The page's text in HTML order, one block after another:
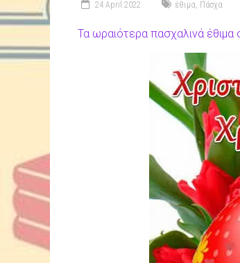
24 April 2022 έθιμα, Πάσχα
Τα ωραιότερα πασχαλινά έθιμα